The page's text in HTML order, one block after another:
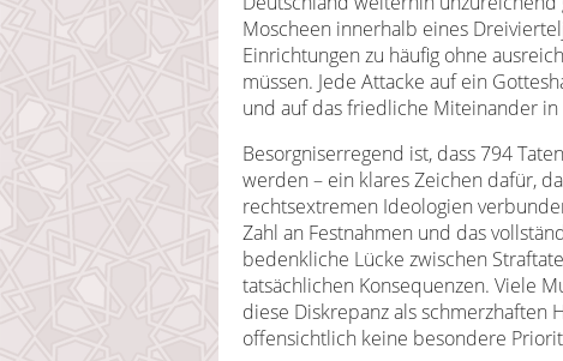
Moscheen innerhalb eines
Einrichtungen zu häufig ohne
müssen. Jede Attacke auf ein
und auf das friedliche Miteinander in
Besorgniserregend ist, dass 794
werden – ein klares Zeichen dafür,
rechtsextremen Ideologien
Zahl an Festnahmen und das
bedenkliche Lücke zwischen
tatsächlichen Konsequenzen. Viele
diese Diskrepanz als schmerzhaften
offensichtlich keine besondere